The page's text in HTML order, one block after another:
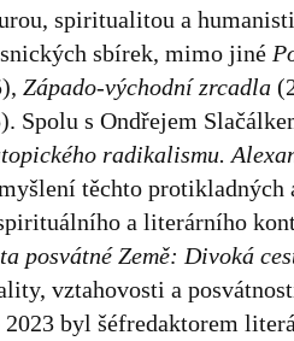
spiritualitou a
sbírek, mimo jiné
Západo-východní zrcadla
Spolu s Ondřejem
radikalismu.
těchto protikladných
a literárního
posvátné Země: Divoká
vztahovosti a
2023 byl šéfredaktorem